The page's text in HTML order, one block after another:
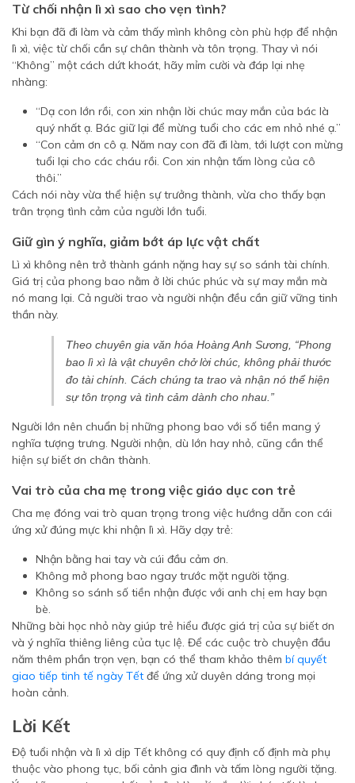
Từ chối nhận lì xì sao cho vẹn tình?
Khi bạn đã đi làm và cảm thấy mình không còn phù hợp để nhận
lì xì, việc từ chối cần sự chân thành và tôn trọng. Thay vì nói
“Không” một cách dứt khoát, hãy mỉm cười và đáp lại nhẹ
nhàng:
“Dạ con lớn rồi, con xin nhận lời chúc may mắn của bác là
quý nhất ạ. Bác giữ lại để mừng tuổi cho các em nhỏ nhé ạ.”
“Con cảm ơn cô ạ. Năm nay con đã đi làm, tới lượt con mừng
tuổi lại cho các cháu rồi. Con xin nhận tấm lòng của cô
thôi.”
Cách nói này vừa thể hiện sự trưởng thành, vừa cho thấy bạn
trân trọng tình cảm của người lớn tuổi.
Giữ gìn ý nghĩa, giảm bớt áp lực vật chất
Lì xì không nên trở thành gánh nặng hay sự so sánh tài chính.
Giá trị của phong bao nằm ở lời chúc phúc và sự may mắn mà
nó mang lại. Cả người trao và người nhận đều cần giữ vững tinh
thần này.
Theo chuyên gia văn hóa Hoàng Anh Sương, “Phong
bao lì xì là vật chuyên chở lời chúc, không phải thước
đo tài chính. Cách chúng ta trao và nhận nó thể hiện
sự tôn trọng và tình cảm dành cho nhau.”
Người lớn nên chuẩn bị những phong bao với số tiền mang ý
nghĩa tượng trưng. Người nhận, dù lớn hay nhỏ, cũng cần thể
hiện sự biết ơn chân thành.
Vai trò của cha mẹ trong việc giáo dục con trẻ
Cha mẹ đóng vai trò quan trọng trong việc hướng dẫn con cái
ứng xử đúng mực khi nhận lì xì. Hãy dạy trẻ:
Nhận bằng hai tay và cúi đầu cảm ơn.
Không mở phong bao ngay trước mặt người tặng.
Không so sánh số tiền nhận được với anh chị em hay bạn
bè.
Những bài học nhỏ này giúp trẻ hiểu được giá trị của sự biết ơn
và ý nghĩa thiêng liêng của tục lệ. Để các cuộc trò chuyện đầu
năm thêm phần trọn vẹn, bạn có thể tham khảo thêm bí quyết
giao tiếp tinh tế ngày Tết để ứng xử duyên dáng trong mọi
hoàn cảnh.
Lời Kết
Độ tuổi nhận và lì xì dịp Tết không có quy định cố định mà phụ
thuộc vào phong tục, bối cảnh gia đình và tấm lòng người tặng.